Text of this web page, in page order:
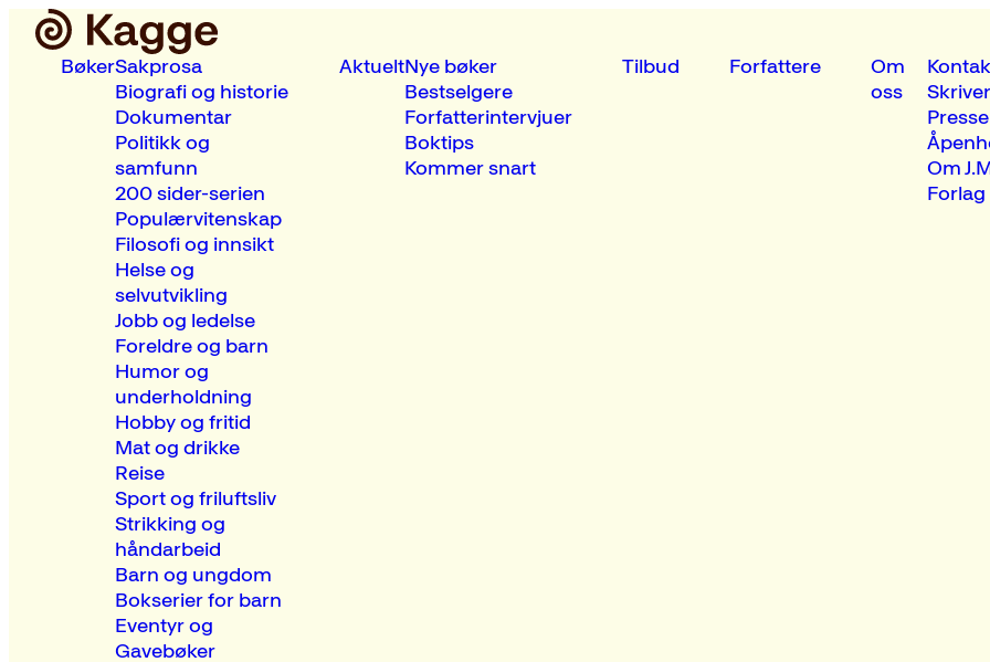
BøkerSakprosa
Biografi og historie
Dokumentar
Politikk og
samfunn
200 sider-serien
Populærvitenskap
Filosofi og innsikt
Helse og
selvutvikling
Jobb og ledelse
Foreldre og barn
Humor og
underholdning
Hobby og fritid
Mat og drikke
Reise
Sport og friluftsliv
Strikking og
håndarbeid
Barn og ungdom
Bokserier for barn
Eventyr og
Gavebøker
AktueltNye bøker
Bestselgere
Forfatterintervjuer
Boktips
Kommer snart
Tilbud Forfattere
Om
oss
Presse
Om
Forlag